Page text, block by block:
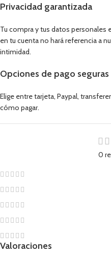
Privacidad garantizada
Tu compra y tus datos personales
en tu cuenta no hará referencia a
intimidad.
Opciones de pago seguras
Elige entre tarjeta, Paypal,
cómo pagar.
0
Valoraciones